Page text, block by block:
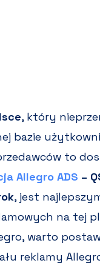
, który
bazie
to
Allegro ADS –
, jest
na tej
warto
reklamy